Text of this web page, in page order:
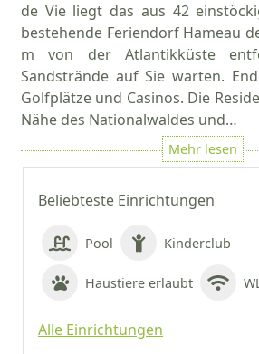
Beliebteste Einrichtungen
Pool Kinderclub
Haustiere erlaubt
Alle Einrichtungen
de Vie liegt das aus 42
bestehende Feriendorf Hameau
m von der Atlantikküste
Sandstrände auf Sie warten.
Golfplätze und Casinos. Die
Nähe des Nationalwaldes und…